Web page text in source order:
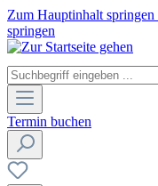
Zum Hauptinhalt springen
springen
Termin buchen